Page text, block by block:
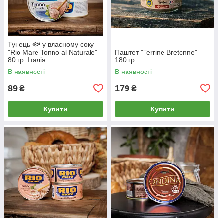
Тунець 🐟 у власному соку
"Rio Mare Tonno al Naturale"
80 гр. Італія
В наявності
89 ₴
Купити
Паштет "Terrine Bretonne"
180 гр.
В наявності
179 ₴
Купити